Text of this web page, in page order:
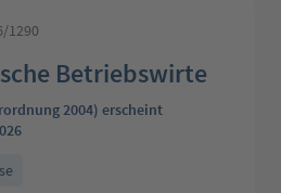
1290
Betriebswirte
2004) erscheint